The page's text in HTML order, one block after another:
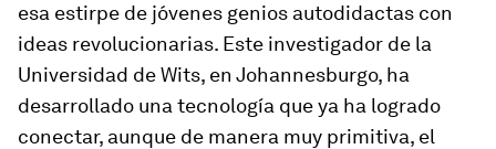
esa estirpe de jóvenes genios autodidactas con
ideas revolucionarias. Este investigador de la
Universidad de Wits, en Johannesburgo, ha
desarrollado una tecnología que ya ha logrado
conectar, aunque de manera muy primitiva, el